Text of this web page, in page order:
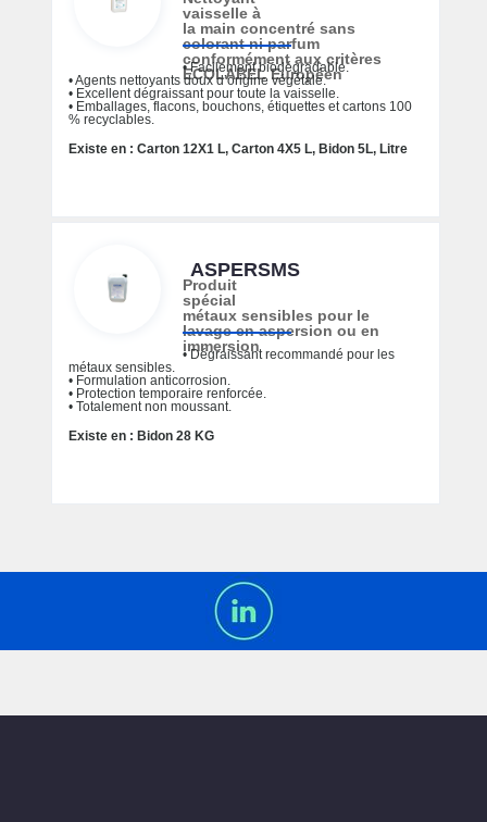
vaisselle à
la main concentré sans
colorant ni parfum
conformément aux critères
ECOLABEL Européen
• Facilement biodégradable.
• Agents nettoyants doux d’origine végétale.
• Excellent dégraissant pour toute la vaisselle.
• Emballages, flacons, bouchons, étiquettes et cartons 100
% recyclables.
Existe en : Carton 12X1 L, Carton 4X5 L, Bidon 5L, Litre
ASPERSMS
Produit
spécial
métaux sensibles pour le
lavage en aspersion ou en
immersion
• Dégraissant recommandé pour les
métaux sensibles.
• Formulation anticorrosion.
• Protection temporaire renforcée.
• Totalement non moussant.
Existe en : Bidon 28 KG